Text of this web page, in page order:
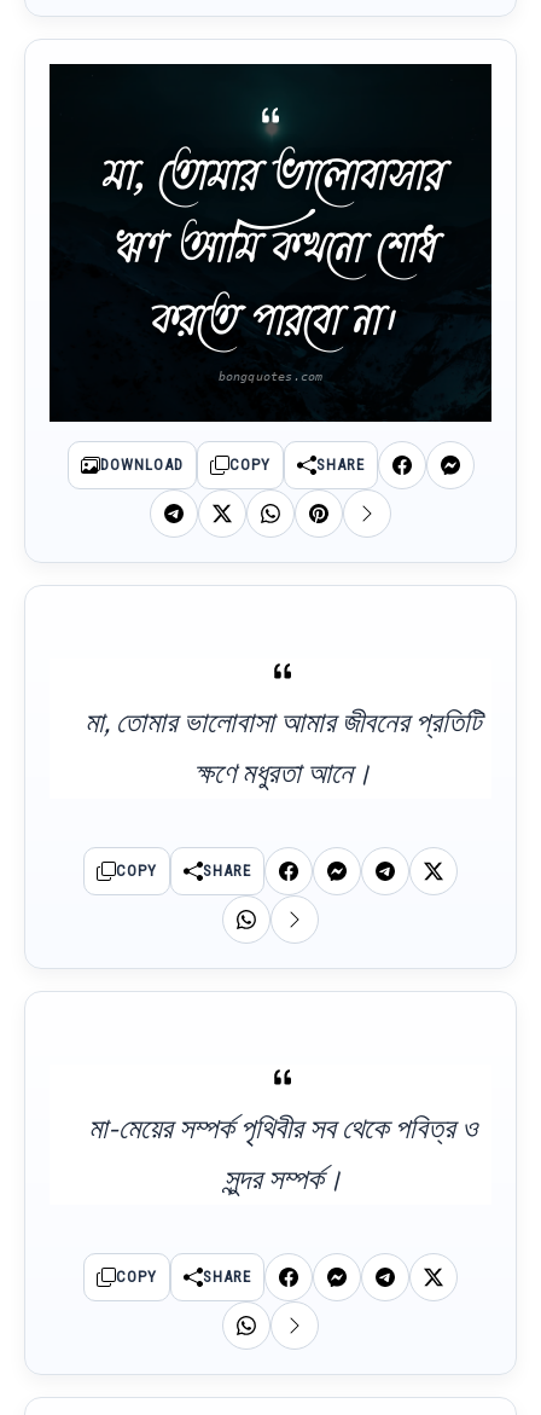
মা, তোমার ভালোবাসার
ঋণ আমি কখনো শোধ
করতে পারবো না।
DOWNLOAD COPY SHARE
মা, তোমার ভালোবাসা আমার জীবনের প্রতিটি
ক্ষণে মধুরতা আনে।
COPY SHARE
মা-মেয়ের সম্পর্ক পৃথিবীর সব থেকে পবিত্র ও
সুন্দর সম্পর্ক।
COPY SHARE